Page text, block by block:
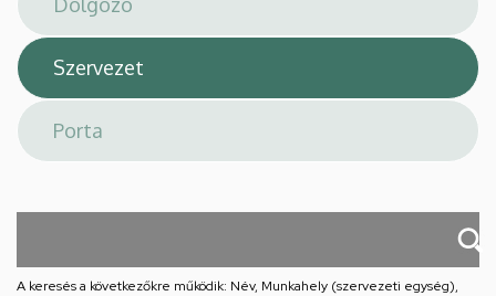
A keresés a következőkre működik: Név, Munkahely (szervezeti egység),